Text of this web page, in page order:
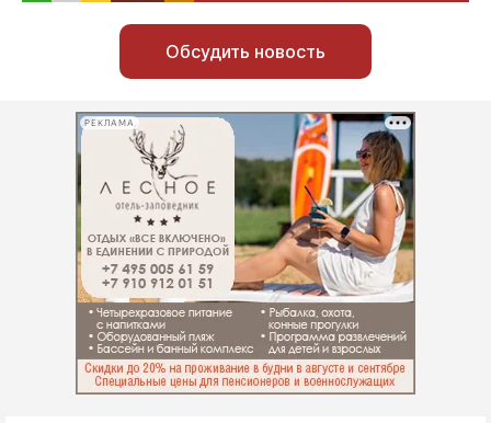
Обсудить новость
РЕКЛАМА